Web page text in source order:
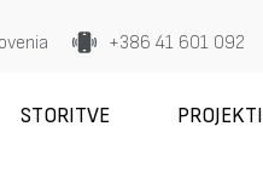
+386 41 601 092
STORITVE PROJEKTI